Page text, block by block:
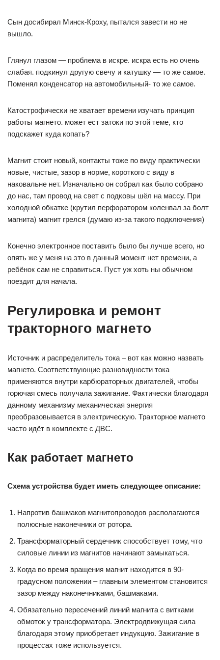
Сын досибирал Минск-Кроху, пытался завести но не
вышло.
Глянул глазом — проблема в искре. искра есть но очень
слабая. подкинул другую свечу и катушку — то же самое.
Поменял конденсатор на автомобильный- то же самое.
Катострофически не хватает времени изучать принцип
работы магнето. может ест затоки по этой теме, кто
подскажет куда копать?
Магнит стоит новый, контакты тоже по виду практически
новые, чистые, зазор в норме, короткого с виду в
наковальне нет. Изначально он собрал как было собрано
до нас, там провод на свет с подковы шёл на массу. При
холодной обкатке (крутил перфоратором коленвал за болт
магнита) магнит грелся (думаю из-за такого подключения)
Конечно электронное поставить было бы лучше всего, но
опять же у меня на это в данный момент нет времени, а
ребёнок сам не справиться. Пуст уж хоть ны обычном
поездит для начала.
Регулировка и ремонт
тракторного магнето
Источник и распределитель тока – вот как можно назвать
магнето. Соответствующие разновидности тока
применяются внутри карбюраторных двигателей, чтобы
горючая смесь получала зажигание. Фактически благодаря
данному механизму механическая энергия
преобразовывается в электрическую. Тракторное магнето
часто идёт в комплекте с ДВС.
Как работает магнето
Схема устройства будет иметь следующее описание:
Напротив башмаков магнитопроводов располагаются
полюсные наконечники от ротора.
Трансформаторный сердечник способствует тому, что
силовые линии из магнитов начинают замыкаться.
Когда во время вращения магнит находится в 90-
градусном положении – главным элементом становится
зазор между наконечниками, башмаками.
Обязательно пересечений линий магнита с витками
обмоток у трансформатора. Электродвижущая сила
благодаря этому приобретает индукцию. Зажигание в
процессах тоже используется.